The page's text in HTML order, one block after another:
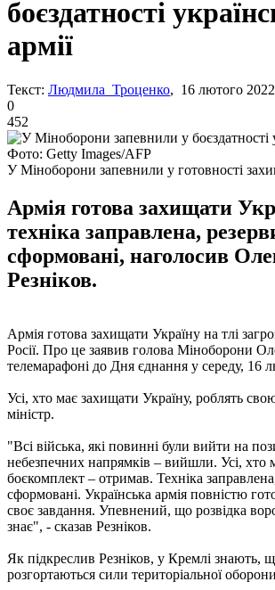
боєздатності
армії
Текст: Людмила Троценко, 16 лютого
0
452
Фото: Getty Images/AFP
У Міноборони запевнили у готовності
Армія готова захищати
техніка заправлена,
сформовані, наголосив
Резніков.
Армія готова захищати Україну на тлі
Росії. Про це заявив голова Міноборони
телемарафоні до Дня єднання у середу, 16
Усі, хто має захищати Україну, роблять
міністр.
"Всі війська, які повинні були вийти на
небезпечних напрямків – вийшли. Усі, хто
боєкомплект – отримав. Техніка
сформовані. Українська армія повністю
своє завдання. Упевнений, що розвідка
знає", - сказав Резніков.
Як підкреслив Резніков, у Кремлі знають,
розгортаються сили територіальної